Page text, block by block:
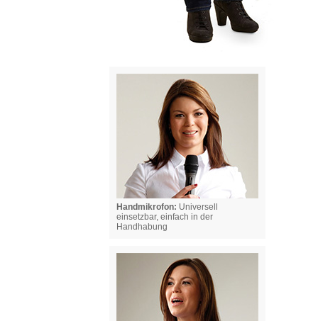
Handmikrofon: Universell
einsetzbar, einfach in der
Handhabung